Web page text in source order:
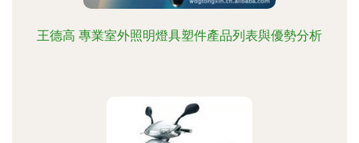
王德高 專業室外照明燈具塑件產品列表與優勢分析